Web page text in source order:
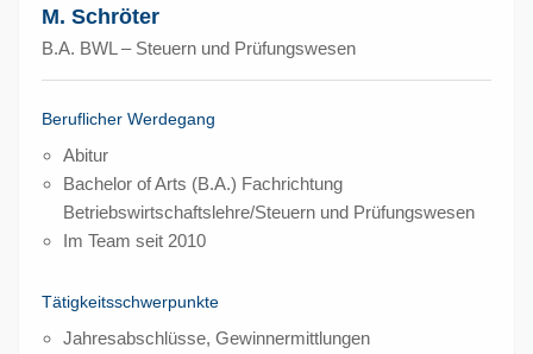
M. Schröter
B.A. BWL – Steuern und Prüfungswesen
Beruflicher Werdegang
Abitur
Bachelor of Arts (B.A.) Fachrichtung
Betriebswirtschaftslehre/Steuern und Prüfungswesen
Im Team seit 2010
Tätigkeitsschwerpunkte
Jahresabschlüsse, Gewinnermittlungen